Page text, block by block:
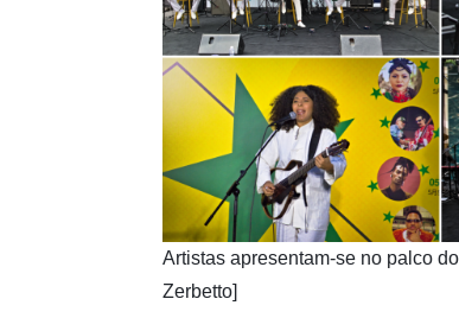
​​Artistas apresentam-se no palco
Zerbetto]